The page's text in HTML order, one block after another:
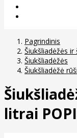
Pagrindinis
Šiukšliadėžės
Šiukšliadėžės
Šiukšliadėžė
litrai